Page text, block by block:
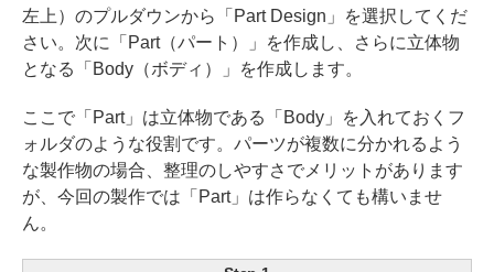
左上）のプルダウンから「Part Design」を選択してくだ
さい。次に「Part（パート）」を作成し、さらに立体物
となる「Body（ボディ）」を作成します。
ここで「Part」は立体物である「Body」を入れておくフ
ォルダのような役割です。パーツが複数に分かれるよう
な製作物の場合、整理のしやすさでメリットがあります
が、今回の製作では「Part」は作らなくても構いませ
ん。